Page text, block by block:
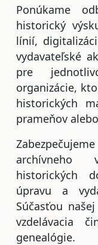
Ponúkame
historický
línií,
vydavateľské
pre
organizácie,
historických
prameňov
archívneho
historických
úpravu a
Súčasťou
vzdelávacia
genealógie.